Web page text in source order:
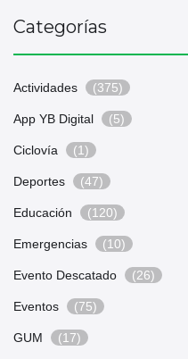
Categorías
Actividades (375)
App YB Digital (5)
Ciclovía (1)
Deportes (47)
Educación (120)
Emergencias (10)
Evento Descatado (26)
Eventos (75)
GUM (17)